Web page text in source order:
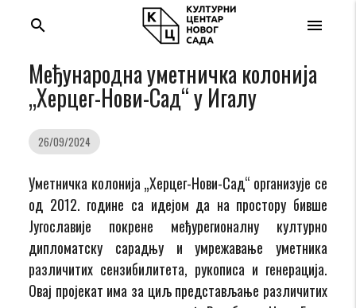
menu
search
Међународна уметничка колонија
„Херцег-Нови-Сад“ у Игалу
26/09/2024
Уметничка колонија „Херцег-Нови-Сад“ организује се
од 2012. године са идејом да на простору бивше
Југославије покрене међурегионалну културно
дипломатску сарадњу и умрежавање уметника
различитих сензибилитета, рукописа и генерација.
Овај пројекат има за циљ представљање различитих